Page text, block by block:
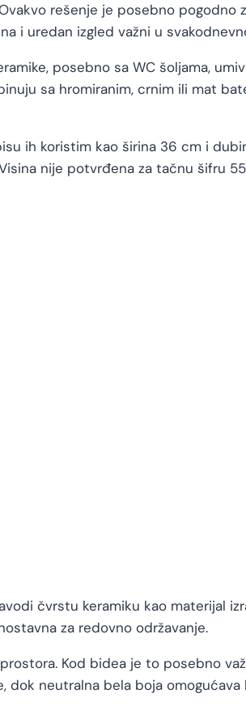
rešenje je posebno pogodno
i uredan izgled važni u
posebno sa WC šoljama,
sa hromiranim, crnim ili mat
ih koristim kao širina 36 cm i
nije potvrđena za tačnu šifru
čvrstu keramiku kao materijal
za redovno održavanje.
Kod bidea je to posebno
dok neutralna bela boja